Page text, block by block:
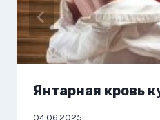
Янтарная кровь
04.06.2025